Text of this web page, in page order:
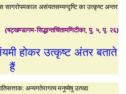
सागरोपमकाल असंयतसम्यग्दृष्टि का उत्कृष्ट अन्तर
(षट्खण्डागम-सिद्धान्तचिंतामणिटीका, पु. ५, पृ. २६)
होकर उत्कृष्ट अंतर बताते
हैं
अन्यगतेरागत्य मनुष्येषु उत्पद्य